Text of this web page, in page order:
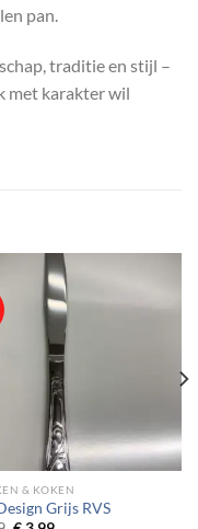
pan.
traditie en stijl –
met karakter wil
& KOKEN
Grijs RVS